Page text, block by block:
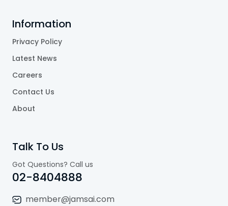
Information
Privacy Policy
Latest News
Careers
Contact Us
About
Talk To Us
Got Questions? Call us
02-8404888
member@jamsai.com